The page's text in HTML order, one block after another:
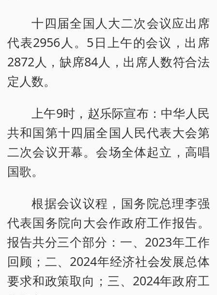
十四届全国人大二次会议应出席
代表2956人。5日上午的会议，出席
2872人，缺席84人，出席人数符合法
定人数。
上午9时，赵乐际宣布：中华人民
共和国第十四届全国人民代表大会第
二次会议开幕。会场全体起立，高唱
国歌。
根据会议议程，国务院总理李强
代表国务院向大会作政府工作报告。
报告共分三个部分：一、2023年工作
回顾；二、2024年经济社会发展总体
要求和政策取向；三、2024年政府工